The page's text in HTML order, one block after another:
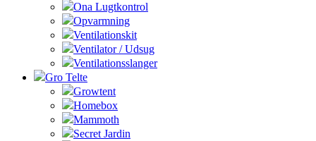
Ona Lugtkontrol
Opvarmning
Ventilationskit
Ventilator / Udsug
Ventilationsslanger
Gro Telte
Growtent
Homebox
Mammoth
Secret Jardin